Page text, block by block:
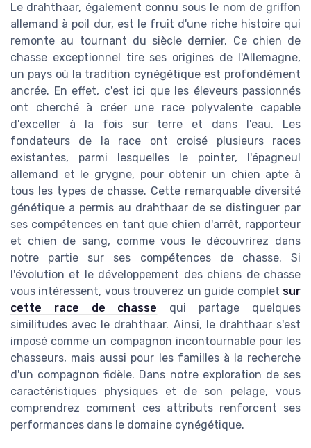
Le drahthaar, également connu sous le nom de griffon
allemand à poil dur, est le fruit d'une riche histoire qui
remonte au tournant du siècle dernier. Ce chien de
chasse exceptionnel tire ses origines de l'Allemagne,
un pays où la tradition cynégétique est profondément
ancrée. En effet, c'est ici que les éleveurs passionnés
ont cherché à créer une race polyvalente capable
d'exceller à la fois sur terre et dans l'eau. Les
fondateurs de la race ont croisé plusieurs races
existantes, parmi lesquelles le pointer, l'épagneul
allemand et le grygne, pour obtenir un chien apte à
tous les types de chasse. Cette remarquable diversité
génétique a permis au drahthaar de se distinguer par
ses compétences en tant que chien d'arrêt, rapporteur
et chien de sang, comme vous le découvrirez dans
notre partie sur ses compétences de chasse. Si
l'évolution et le développement des chiens de chasse
vous intéressent, vous trouverez un guide complet sur
cette race de chasse qui partage quelques
similitudes avec le drahthaar. Ainsi, le drahthaar s'est
imposé comme un compagnon incontournable pour les
chasseurs, mais aussi pour les familles à la recherche
d'un compagnon fidèle. Dans notre exploration de ses
caractéristiques physiques et de son pelage, vous
comprendrez comment ces attributs renforcent ses
performances dans le domaine cynégétique.